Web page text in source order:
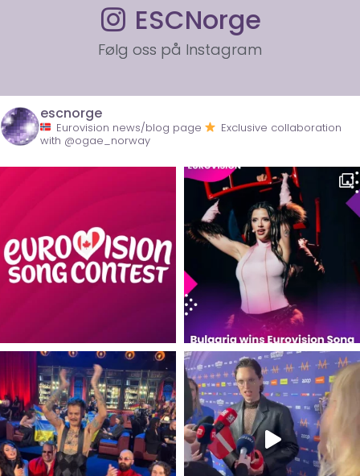
ESCNorge
Følg oss på Instagram
escnorge
Eurovision news/blog page
Exclusive collaboration
with @ogae_norway